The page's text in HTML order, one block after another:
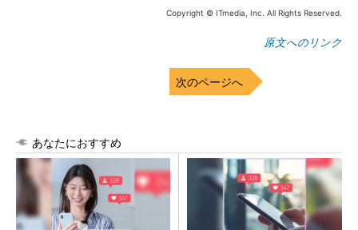
Copyright © ITmedia, Inc. All Rights Reserved.
原文へのリンク
次のページへ
あなたにおすすめ